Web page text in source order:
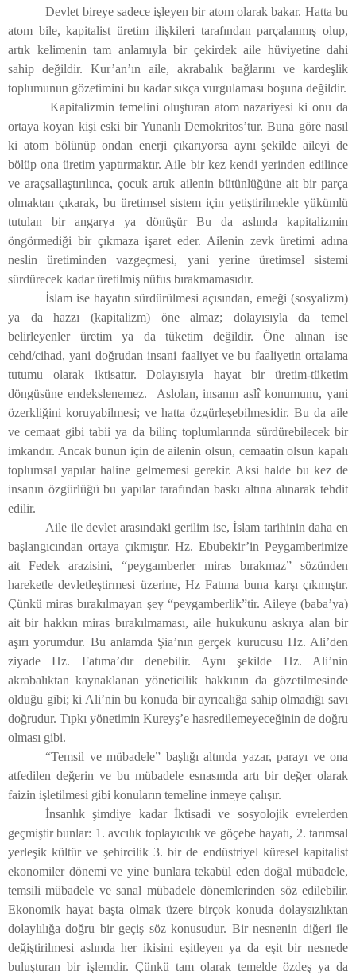
Devlet bireye sadece işleyen bir atom olarak bakar. Hatta bu
atom bile, kapitalist üretim ilişkileri tarafından parçalanmış olup,
artık kelimenin tam anlamıyla bir çekirdek aile hüviyetine dahi
sahip değildir. Kur’an’ın aile, akrabalık bağlarını ve kardeşlik
toplumunun gözetimini bu kadar sıkça vurgulaması boşuna değildir.
Kapitalizmin temelini oluşturan atom nazariyesi ki onu da
ortaya koyan kişi eski bir Yunanlı Demokritos’tur. Buna göre nasıl
ki atom bölünüp ondan enerji çıkarıyorsa aynı şekilde aileyi de
bölüp ona üretim yaptırmaktır. Aile bir kez kendi yerinden edilince
ve araçsallaştırılınca, çocuk artık ailenin bütünlüğüne ait bir parça
olmaktan çıkarak, bu üretimsel sistem için yetiştirilmekle yükümlü
tutulan bir angarya ya dönüşür Bu da aslında kapitalizmin
öngörmediği bir çıkmaza işaret eder. Ailenin zevk üretimi adına
neslin üretiminden vazgeçmesi, yani yerine üretimsel sistemi
sürdürecek kadar üretilmiş nüfus bırakmamasıdır.
İslam ise hayatın sürdürülmesi açısından, emeği (sosyalizm)
ya da hazzı (kapitalizm) öne almaz; dolayısıyla da temel
belirleyenler üretim ya da tüketim değildir. Öne alınan ise
cehd/cihad, yani doğrudan insani faaliyet ve bu faaliyetin ortalama
tutumu olarak iktisattır. Dolayısıyla hayat bir üretim-tüketim
döngüsüne endekslenemez. Aslolan, insanın aslî konumunu, yani
özerkliğini koruyabilmesi; ve hatta özgürleşebilmesidir. Bu da aile
ve cemaat gibi tabii ya da bilinç toplumlarında sürdürebilecek bir
imkandır. Ancak bunun için de ailenin olsun, cemaatin olsun kapalı
toplumsal yapılar haline gelmemesi gerekir. Aksi halde bu kez de
insanın özgürlüğü bu yapılar tarafından baskı altına alınarak tehdit
edilir.
Aile ile devlet arasındaki gerilim ise, İslam tarihinin daha en
başlangıcından ortaya çıkmıştır. Hz. Ebubekir’in Peygamberimize
ait Fedek arazisini, “peygamberler miras bırakmaz” sözünden
hareketle devletleştirmesi üzerine, Hz Fatıma buna karşı çıkmıştır.
Çünkü miras bırakılmayan şey “peygamberlik”tir. Aileye (baba’ya)
ait bir hakkın miras bırakılmaması, aile hukukunu askıya alan bir
aşırı yorumdur. Bu anlamda Şia’nın gerçek kurucusu Hz. Ali’den
ziyade Hz. Fatıma’dır denebilir. Aynı şekilde Hz. Ali’nin
akrabalıktan kaynaklanan yöneticilik hakkının da gözetilmesinde
olduğu gibi; ki Ali’nin bu konuda bir ayrıcalığa sahip olmadığı savı
doğrudur. Tıpkı yönetimin Kureyş’e hasredilemeyeceğinin de doğru
olması gibi.
“Temsil ve mübadele” başlığı altında yazar, parayı ve ona
atfedilen değerin ve bu mübadele esnasında artı bir değer olarak
faizin işletilmesi gibi konuların temeline inmeye çalışır.
İnsanlık şimdiye kadar İktisadi ve sosyolojik evrelerden
geçmiştir bunlar: 1. avcılık toplayıcılık ve göçebe hayatı, 2. tarımsal
yerleşik kültür ve şehircilik 3. bir de endüstriyel küresel kapitalist
ekonomiler dönemi ve yine bunlara tekabül eden doğal mübadele,
temsili mübadele ve sanal mübadele dönemlerinden söz edilebilir.
Ekonomik hayat başta olmak üzere birçok konuda dolaysızlıktan
dolaylılığa doğru bir geçiş söz konusudur. Bir nesnenin diğeri ile
değiştirilmesi aslında her ikisini eşitleyen ya da eşit bir nesnede
buluşturan bir işlemdir. Çünkü tam olarak temelde özdeş ya da